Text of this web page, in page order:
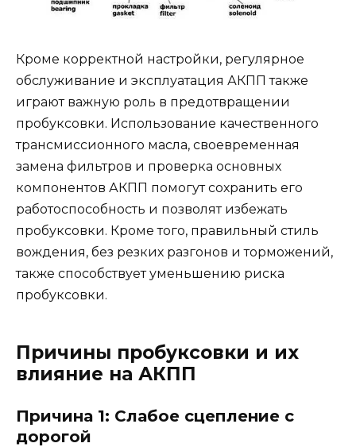
Кроме корректной настройки, регулярное
обслуживание и эксплуатация АКПП также
играют важную роль в предотвращении
пробуксовки. Использование качественного
трансмиссионного масла, своевременная
замена фильтров и проверка основных
компонентов АКПП помогут сохранить его
работоспособность и позволят избежать
пробуксовки. Кроме того, правильный стиль
вождения, без резких разгонов и торможений,
также способствует уменьшению риска
пробуксовки.
Причины пробуксовки и их
влияние на АКПП
Причина 1: Слабое сцепление с
дорогой